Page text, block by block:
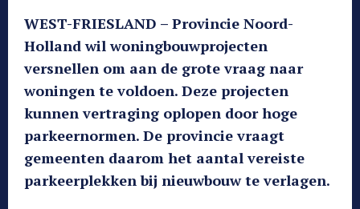
WEST-FRIESLAND – Provincie Noord-
Holland wil woningbouwprojecten
versnellen om aan de grote vraag naar
woningen te voldoen. Deze projecten
kunnen vertraging oplopen door hoge
parkeernormen. De provincie vraagt
gemeenten daarom het aantal vereiste
parkeerplekken bij nieuwbouw te verlagen.